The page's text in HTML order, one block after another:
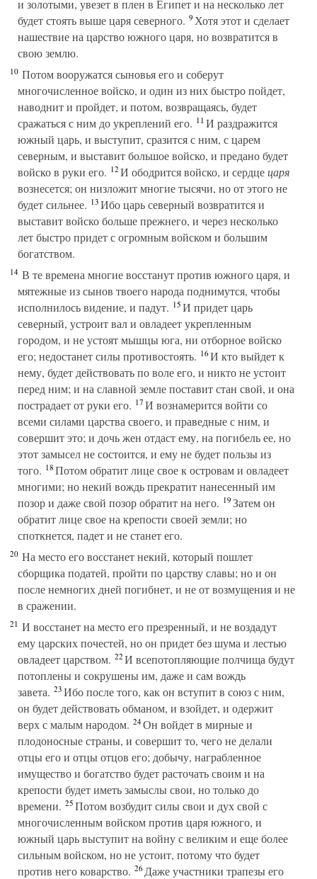
и золотыми, увезет в плен в Египет и на несколько лет
будет стоять выше царя северного. 9Хотя этот и сделает
нашествие на царство южного царя, но возвратится в
свою землю.
10 Потом вооружатся сыновья его и соберут
многочисленное войско, и один из них быстро пойдет,
наводнит и пройдет, и потом, возвращаясь, будет
сражаться с ним до укреплений его. 11И раздражится
южный царь, и выступит, сразится с ним, с царем
северным, и выставит большое войско, и предано будет
войско в руки его. 12И ободрится войско, и сердцецаря
вознесется; он низложит многие тысячи, но от этого не
будет сильнее. 13Ибо царь северный возвратится и
выставит войско больше прежнего, и через несколько
лет быстро придет с огромным войском и большим
богатством.
14 В те времена многие восстанут против южного царя, и
мятежные из сынов твоего народа поднимутся, чтобы
исполнилось видение, и падут. 15И придет царь
северный, устроит вал и овладеет укрепленным
городом, и не устоят мышцы юга, ни отборное войско
его; недостанет силы противостоять. 16И кто выйдет к
нему, будет действовать по воле его, и никто не устоит
перед ним; и на славной земле поставит стан свой, и она
пострадает от руки его. 17И вознамерится войти со
всеми силами царства своего, и праведные с ним, и
совершит это; и дочь жен отдаст ему, на погибель ее, но
этот замысел не состоится, и ему не будет пользы из
того. 18Потом обратит лице свое к островам и овладеет
многими; но некий вождь прекратит нанесенный им
позор и даже свой позор обратит на него. 19Затем он
обратит лице свое на крепости своей земли; но
споткнется, падет и не станет его.
20 На место его восстанет некий, который пошлет
сборщика податей, пройти по царству славы; но и он
после немногих дней погибнет, и не от возмущения и не
в сражении.
21 И восстанет на место его презренный, и не воздадут
ему царских почестей, но он придет без шума и лестью
овладеет царством. 22И всепотопляющие полчища будут
потоплены и сокрушены им, даже и сам вождь
завета. 23Ибо после того, как он вступит в союз с ним,
он будет действовать обманом, и взойдет, и одержит
верх с малым народом. 24Он войдет в мирные и
плодоносные страны, и совершит то, чего не делали
отцы его и отцы отцов его; добычу, награбленное
имущество и богатство будет расточать своим и на
крепости будет иметь замыслы свои, но только до
времени. 25Потом возбудит силы свои и дух свой с
многочисленным войском против царя южного, и
южный царь выступит на войну с великим и еще более
сильным войском, но не устоит, потому что будет
против него коварство. 26Даже участники трапезы его